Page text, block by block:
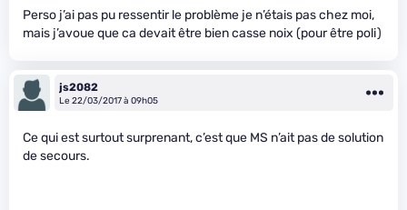
Perso j’ai pas pu ressentir le problème je n’étais pas chez moi,
mais j’avoue que ca devait être bien casse noix (pour être poli)
js2082
Le 22/03/2017 à 09h05
Ce qui est surtout surprenant, c’est que MS n’ait pas de solution
de secours.